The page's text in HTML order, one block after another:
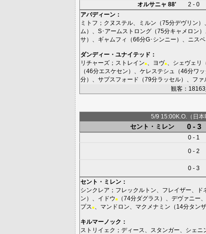
オルサニャ 88'
2 - 0
アバディーン ：
ミトフ ； クヌステル ミルン （75分デヴリン ）、
ム ）、 S･アームストロング （75分キャメロン ）
サ）、 ギャムフィ （66分G･シンニー ）、 ニス
ダンディー・ユナイテッド ：
リチャーズ ； ストレイン■ ヨヴ■ シェヴェリ
（46分エスケセン ）、 ケレステシュ （46分ワ
分）、 サプスフォード （79分ラッセル）、 ファ
観客：
5/9 15:00K.O.（日本
セント・ミレン 0 - 3
0 - 1
0 - 2
0 - 3
セント・ミレン ：
シンクレア ； フレックルトン フレイザー ド
ン ）、 イドウ■ （74分ダグラス ）、 デヴァニー
プス ■ マンドロン マクメナミン （14分タン
キルマーノック ：
ストリイェク ； ディース スタンガー シェニ